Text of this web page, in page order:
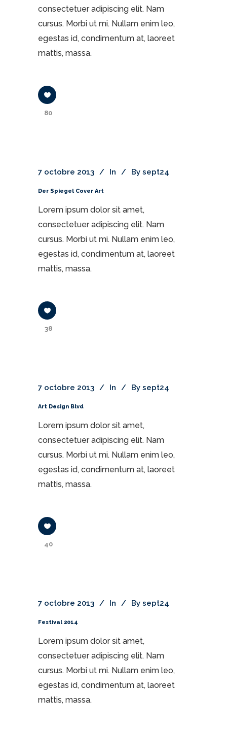
consectetuer adipiscing elit. Nam
cursus. Morbi ut mi. Nullam enim leo,
egestas id, condimentum at, laoreet
mattis, massa.
80
7 octobre 2013 In By sept24
Der Spiegel Cover Art
Lorem ipsum dolor sit amet,
consectetuer adipiscing elit. Nam
cursus. Morbi ut mi. Nullam enim leo,
egestas id, condimentum at, laoreet
mattis, massa.
38
7 octobre 2013 In By sept24
Art Design Blvd
Lorem ipsum dolor sit amet,
consectetuer adipiscing elit. Nam
cursus. Morbi ut mi. Nullam enim leo,
egestas id, condimentum at, laoreet
mattis, massa.
40
7 octobre 2013 In By sept24
Festival 2014
Lorem ipsum dolor sit amet,
consectetuer adipiscing elit. Nam
cursus. Morbi ut mi. Nullam enim leo,
egestas id, condimentum at, laoreet
mattis, massa.